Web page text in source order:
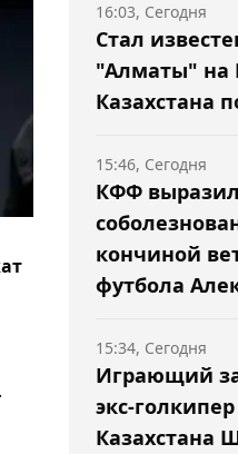
Стал
"Алматы" на
Казахстана
16:03, Сегодня
КФФ
кончиной
футбола
15:46, Сегодня
Играющий
экс-
Казахстана
15:34, Сегодня